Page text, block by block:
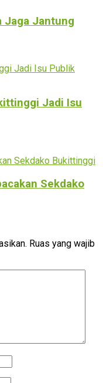
Jaga Jantung
Jadi Isu
Sekdako
Ruas yang wajib